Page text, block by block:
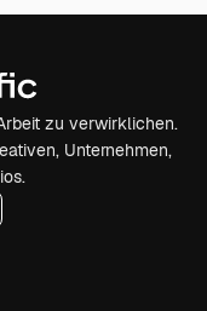
zu verwirklichen.
Unternehmen,